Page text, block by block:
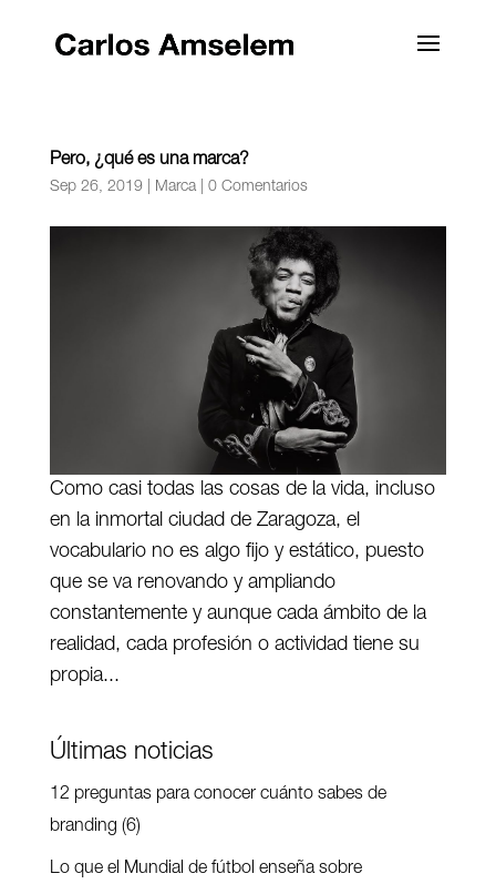
Pero, ¿qué es una marca?
Sep 26, 2019| Marca| 0 Comentarios
Como casi todas las cosas de la vida, incluso
en la inmortal ciudad de Zaragoza, el
vocabulario no es algo fijo y estático, puesto
que se va renovando y ampliando
constantemente y aunque cada ámbito de la
realidad, cada profesión o actividad tiene su
propia...
Últimas noticias
12 preguntas para conocer cuánto sabes de
branding (6)
Lo que el Mundial de fútbol enseña sobre